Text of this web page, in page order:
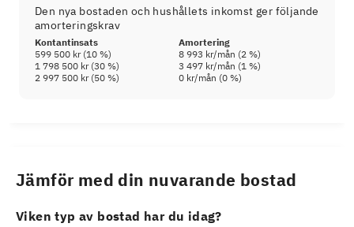
Den nya bostaden och hushållets inkomst ger följande
amorteringskrav
Kontantinsats
Amortering
599 500 kr(10 %) 8 993 kr/mån (2 %)
1 798 500 kr(30 %) 3 497 kr/mån (1 %)
2 997 500 kr(50 %) 0 kr/mån (0 %)
Jämför med din nuvarande bostad
Viken typ av bostad har du idag?